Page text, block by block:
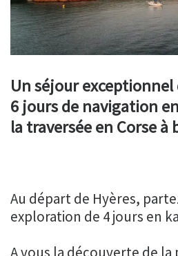
Un séjour
6 jours de navigation
la traversée en Corse à
Au départ de Hyères,
exploration de 4 jours en